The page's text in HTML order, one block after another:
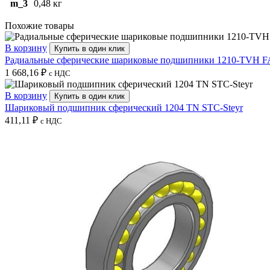
m_3 0,48 кг
Похожие товары
В корзину Купить в один клик
Радиальные сферические шариковые подшипники 1210-TVH
1 668,16 ₽ с НДС
В корзину Купить в один клик
Шариковый подшипник сферический 1204 TN STC-Steyr
411,11 ₽ с НДС